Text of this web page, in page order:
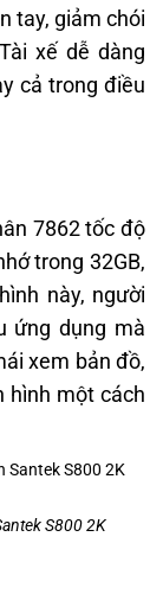
tay, giảm chói
xế dễ dàng
cả trong điều
7862 tốc độ
trong 32GB,
này, người
ứng dụng mà
xem bản đồ,
hình một cách
S800 2K